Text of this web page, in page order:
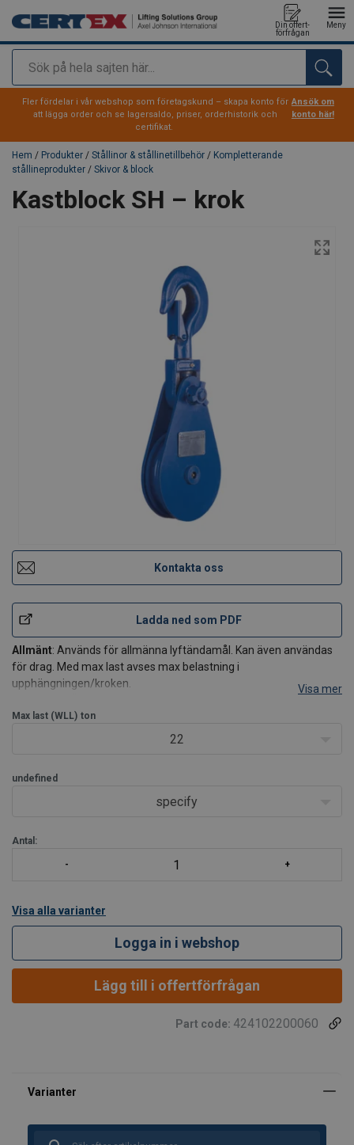
Sök
Din offert-
förfrågan
Meny
tillagd i varukorg
Fler fördelar i vår webshop som företagskund – skapa konto för
att lägga order och se lagersaldo, priser, orderhistorik och
certifikat.
Ansök om
konto här!
Hem / Produkter / Stållinor & stållinetillbehör / Kompletterande
stållineprodukter / Skivor & block
Kastblock SH – krok
Kontakta oss
Ladda ned som PDF
Allmänt: Används för allmänna lyftändamål. Kan även användas
för drag. Med max last avses max belastning i
upphängningen/kroken.
krok försedd med spärr. Skiva med bronsbussning för 2-4 tons
blocken medan större storlekarna har r
Visa mer
Max last (WLL) ton
22
undefined
specify
Antal:
Visa alla varianter
Logga in i webshop
Lägg till i offertförfrågan
Part code: 424102200060